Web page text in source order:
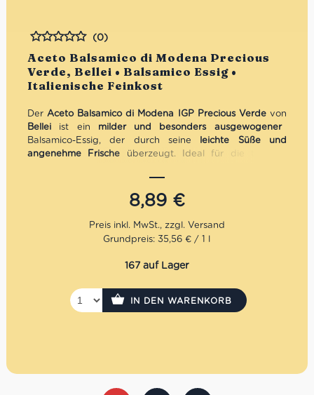
Aceto Balsamico di Modena Precious
Verde, Bellei • Balsamico Essig •
Italienische Feinkost
Bewertet
(0)
DerAceto Balsamico di Modena IGP Precious Verdevon
Belleiist ein milder und besonders ausgewogener
Balsamico-Essig, der durch seine leichte Süße und
angenehme Frische überzeugt. Ideal für die tägliche
Antipasti. Perfekt für alle, die einen
harmonischen Balsamicomit echter Herkunft aus Modena
8,89 €
Grundpreis: 35,56 € / 1 l
167 auf Lager
IN DEN WARENKORB